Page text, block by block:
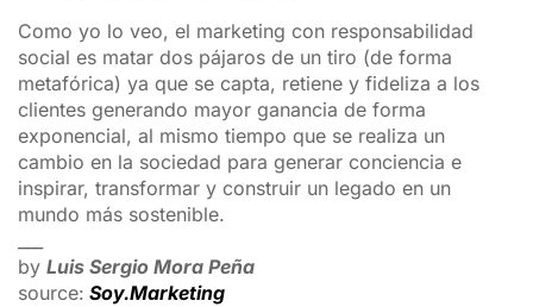
Como yo lo veo, el marketing con responsabilidad
social es matar dos pájaros de un tiro (de forma
metafórica) ya que se capta, retiene y fideliza a los
clientes generando mayor ganancia de forma
exponencial, al mismo tiempo que se realiza un
cambio en la sociedad para generar conciencia e
inspirar, transformar y construir un legado en un
mundo más sostenible.
by Luis Sergio Mora Peña
source: Soy.Marketing